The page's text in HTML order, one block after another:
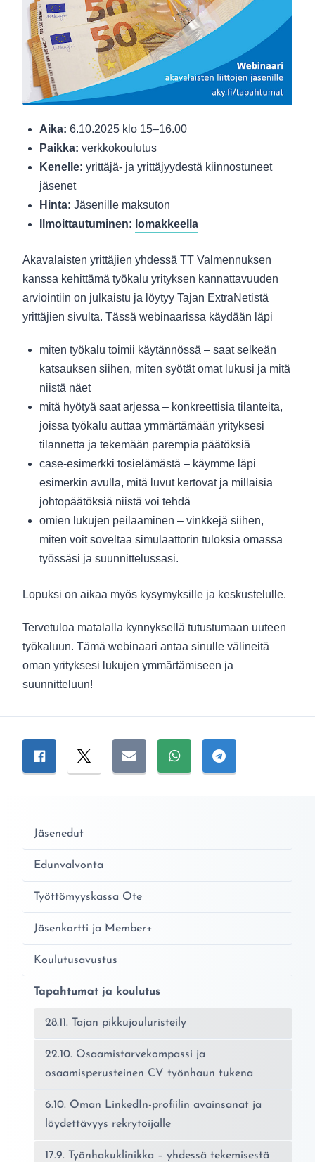
Aika: 6.10.2025 klo 15–16.00
Paikka: verkkokoulutus
Kenelle: yrittäjä- ja yrittäjyydestä kiinnostuneet
jäsenet
Hinta: Jäsenille maksuton
Ilmoittautuminen: lomakkeella
Akavalaisten yrittäjien yhdessä TT Valmennuksen
kanssa kehittämä työkalu yrityksen kannattavuuden
arviointiin on julkaistu ja löytyy Tajan ExtraNetistä
yrittäjien sivulta. Tässä webinaarissa käydään läpi
miten työkalu toimii käytännössä – saat selkeän
katsauksen siihen, miten syötät omat lukusi ja mitä
niistä näet
mitä hyötyä saat arjessa – konkreettisia tilanteita,
joissa työkalu auttaa ymmärtämään yrityksesi
tilannetta ja tekemään parempia päätöksiä
case-esimerkki tosielämästä – käymme läpi
esimerkin avulla, mitä luvut kertovat ja millaisia
johtopäätöksiä niistä voi tehdä
omien lukujen peilaaminen – vinkkejä siihen,
miten voit soveltaa simulaattorin tuloksia omassa
työssäsi ja suunnittelussasi.
Lopuksi on aikaa myös kysymyksille ja keskustelulle.
Tervetuloa matalalla kynnyksellä tutustumaan uuteen
työkaluun. Tämä webinaari antaa sinulle välineitä
oman yrityksesi lukujen ymmärtämiseen ja
suunnitteluun!
Jaa sivu
Jaa Facebookissa
Jaa TwitterissäJaa sähköpostitse
Jaa WhatsAppissa
Jaa
Jäsenedut
Edunvalvonta
Työttömyyskassa Ote
Jäsenkortti ja Member+
Koulutusavustus
Tapahtumat ja koulutus
28.11. Tajan pikkujouluristeily
22.10. Osaamistarvekompassi ja
osaamisperusteinen CV työnhaun tukena
6.10. Oman LinkedIn-profiilin avainsanat ja
löydettävyys rekrytoijalle
17.9. Työnhakuklinikka – yhdessä tekemisestä